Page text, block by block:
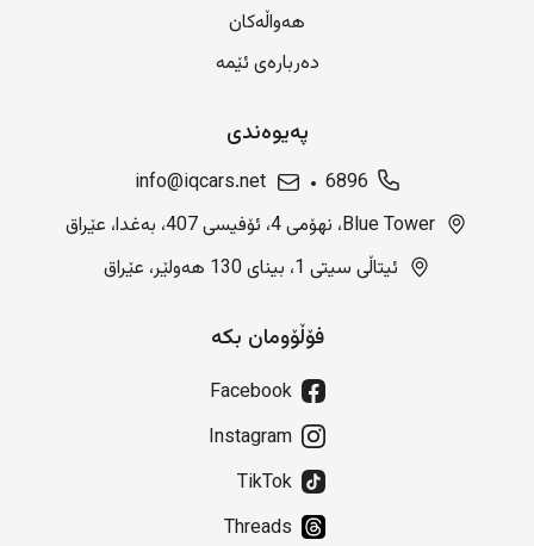
هەواڵەکان
دەربارەی ئێمە
پەیوەندی
6896
info@iqcars.net
Blue Tower، نهۆمی 4، ئۆفیسی 407، بەغدا، عێراق
ئیتاڵی سیتی 1، بینای 130 هەولێر، عێراق
فۆڵۆومان بکە
Facebook
Instagram
TikTok
Threads